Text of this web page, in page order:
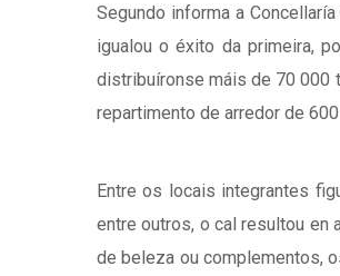
Segundo informa a
igualou o éxito da primeira,
distribuíronse máis de 70 000
repartimento de arredor de
Entre os locais integrantes
entre outros, o cal resultou en
de beleza ou complementos,